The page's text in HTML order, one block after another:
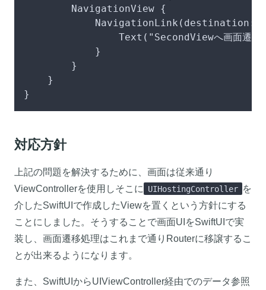
        NavigationView {
            NavigationLink(destination:
Text("SecondViewへ画面遷移
            }
        }
    }
}
対応方針
上記の問題を解決するために、画面は従来通り
ViewControllerを使用しそこに
UIHostingController を
介したSwiftUIで作成したViewを置くという方針にする
ことにしました。そうすることで画面UIをSwiftUIで実
装し、画面遷移処理はこれまで通りRouterに移譲するこ
とが出来るようになります。
また、SwiftUIからUIViewController経由でのデータ参照